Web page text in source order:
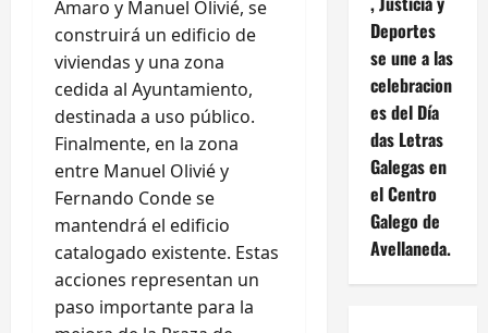
Amaro y Manuel Olivié, se
construirá un edificio de
viviendas y una zona
cedida al Ayuntamiento,
destinada a uso público.
Finalmente, en la zona
entre Manuel Olivié y
Fernando Conde se
mantendrá el edificio
catalogado existente. Estas
acciones representan un
paso importante para la
Deportes
se une a las
celebracion
es del Día
das Letras
Galegas en
el Centro
Galego de
Avellaneda.